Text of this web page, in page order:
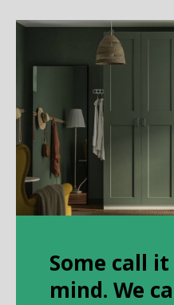
Some call
mind. We